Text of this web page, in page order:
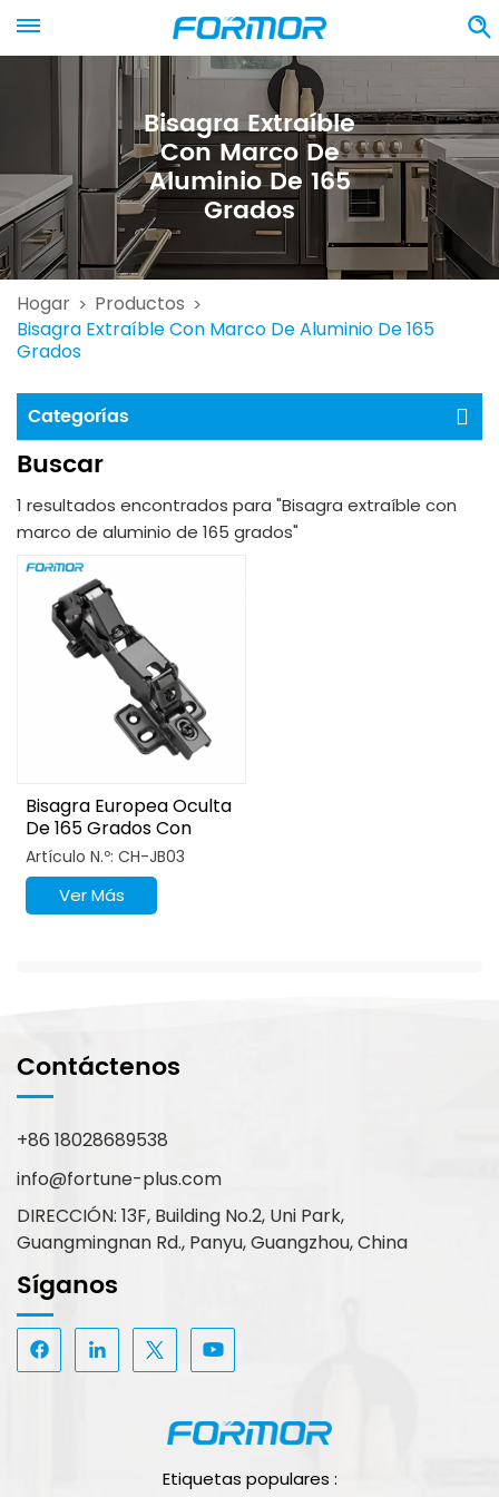
Bisagra Extraíble
Con Marco De
Aluminio De 165
Grados
Hogar > Productos >
Bisagra Extraíble Con Marco De Aluminio De 165
Grados
Categorías
Buscar
1 resultados encontrados para "Bisagra extraíble con
marco de aluminio de 165 grados"
Bisagra Europea Oculta
De 165 Grados Con
Apertura Amplia
Artículo N.º: CH-JB03
Ver Más
Contáctenos
+86 18028689538
info@fortune-plus.com
DIRECCIÓN: 13F, Building No.2, Uni Park,
Guangmingnan Rd., Panyu, Guangzhou, China
Síganos
Etiquetas populares :